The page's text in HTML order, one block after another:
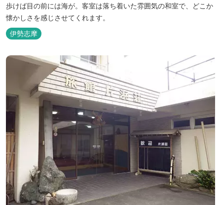
歩けば目の前には海が。客室は落ち着いた雰囲気の和室で、どこか
懐かしさを感じさせてくれます。
伊勢志摩